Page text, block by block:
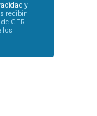
y
recibir
GFR
los